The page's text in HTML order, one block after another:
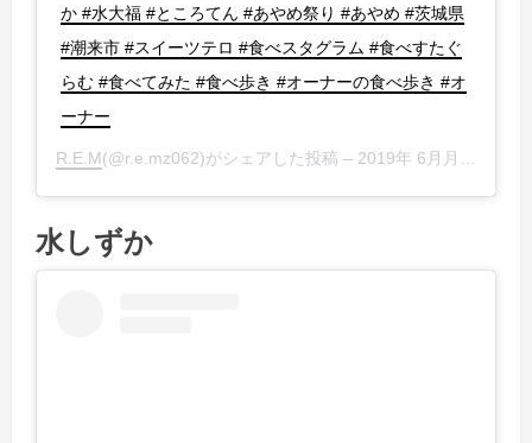
か #水大福 #ところてん #あやめ祭り #あやめ #茨城県
#潮来市 #スイーツテロ #食べスタグラム #食べすたぐ
らむ #食べてみた #食べ歩き #オーナーの食べ歩き #オ
ーナー
R.E.M(@r.e.mz062)がシェアした投稿 – 2019年 6月月25日午後1時51分PDT
水しずか